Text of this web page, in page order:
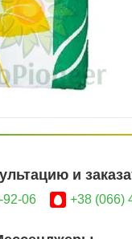
и
92-06 +38 (066)